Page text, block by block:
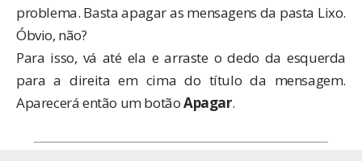
problema. Basta apagar as mensagens da pasta Lixo.
Óbvio, não?
Para isso, vá até ela e arraste o dedo da esquerda
para a direita em cima do título da mensagem.
Aparecerá então um botãoApagar.